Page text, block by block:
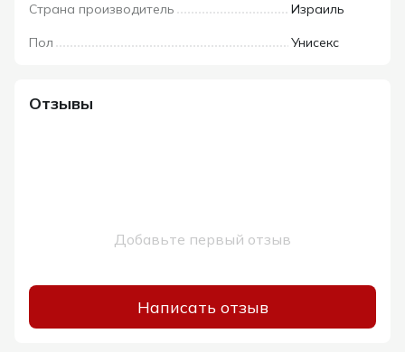
Страна производитель Израиль
Пол Унисекс
Отзывы
Добавьте первый отзыв
Написать отзыв